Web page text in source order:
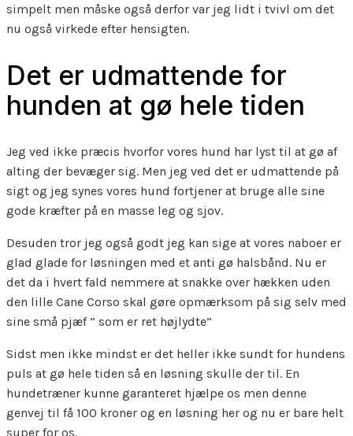
simpelt men måske også derfor var jeg lidt i tvivl om det
nu også virkede efter hensigten.
Det er udmattende for
hunden at gø hele tiden
Jeg ved ikke præcis hvorfor vores hund har lyst til at gø af
alting der bevæger sig. Men jeg ved det er udmattende på
sigt og jeg synes vores hund fortjener at bruge alle sine
gode kræfter på en masse leg og sjov.
Desuden tror jeg også godt jeg kan sige at vores naboer er
glad glade for løsningen med et anti gø halsbånd. Nu er
det da i hvert fald nemmere at snakke over hækken uden
den lille Cane Corso skal gøre opmærksom på sig selv med
sine små pjæf ” som er ret højlydte”
Sidst men ikke mindst er det heller ikke sundt for hundens
puls at gø hele tiden så en løsning skulle der til. En
hundetræner kunne garanteret hjælpe os men denne
genvej til få 100 kroner og en løsning her og nu er bare helt
super for os.